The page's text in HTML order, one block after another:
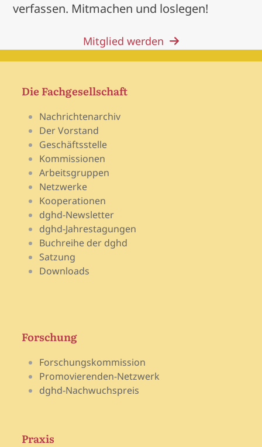
verfassen. Mitmachen und loslegen!
Mitglied werden
Die Fachgesellschaft
Nachrichtenarchiv
Der Vorstand
Geschäftsstelle
Kommissionen
Arbeitsgruppen
Netzwerke
Kooperationen
dghd-Newsletter
dghd-Jahrestagungen
Buchreihe der dghd
Satzung
Downloads
Forschung
Forschungskommission
Promovierenden-Netzwerk
dghd-Nachwuchspreis
Praxis